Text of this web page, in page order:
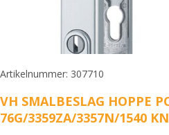
Artikelnummer: 307710
VH SMALBESLAG HOPPE
76G/3359ZA/3357N/1540